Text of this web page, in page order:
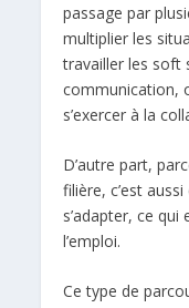
passage par
multiplier les
travailler les soft
communication,
s’exercer à la
D’autre part,
filière, c’est
s’adapter, ce qui
l’emploi.
Ce type de